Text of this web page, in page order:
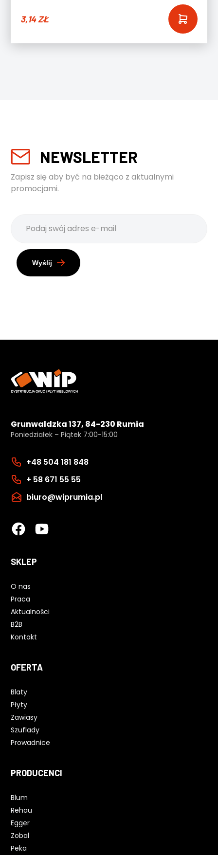
3,14ZŁ
NEWSLETTER
Zapisz się aby być na bieżąco z aktualnymi
promocjami.
Wyślij
Grunwaldzka 137, 84-230 Rumia
Poniedziałek – Piątek 7:00-15:00
+48 504 181 848
+ 58 671 55 55
biuro@wiprumia.pl
SKLEP
O nas
Praca
Aktualności
B2B
Kontakt
OFERTA
Blaty
Płyty
Zawiasy
Szuflady
Prowadnice
PRODUCENCI
Blum
Rehau
Egger
Zobal
Peka